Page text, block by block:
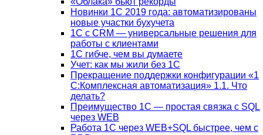
Новинки 1С 2019 года: автоматизированы
новые участки бухучета
1С с CRM — универсальные решения для
работы с клиентами
1С гибче, чем вы думаете
Учет: как мы жили без 1С
Прекращение поддержки конфигурации «1
С:Комплексная автоматизация» 1.1. Что
делать?
Преимущество 1С — простая связка с SQL
через WEB
Работа 1С через WEB+SQL быстрее, чем с